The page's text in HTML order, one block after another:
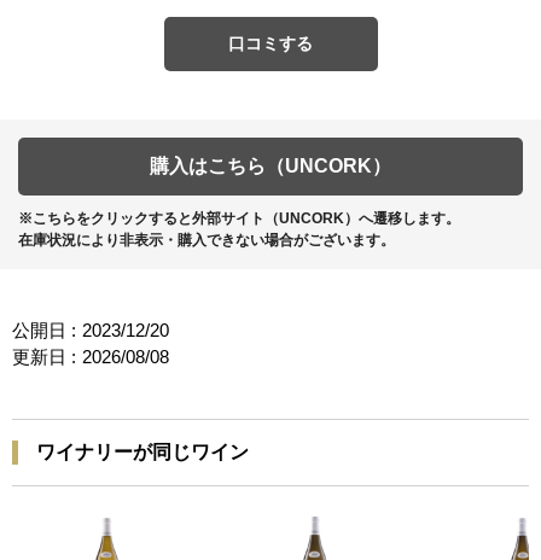
口コミする
購入はこちら（UNCORK）
※こちらをクリックすると外部サイト（UNCORK）へ遷移します。
在庫状況により非表示・購入できない場合がございます。
公開日 : 2023/12/20
更新日 : 2026/08/08
ワイナリーが同じワイン